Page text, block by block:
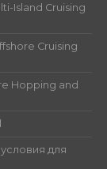
Island Cruising
Cruising
Hopping and
для